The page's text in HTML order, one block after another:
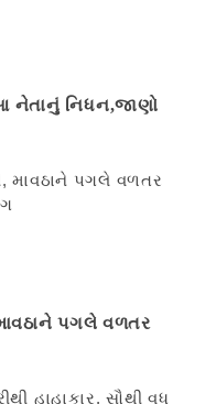
નેતાનું નિધન,જાણો
પગલે વળતર